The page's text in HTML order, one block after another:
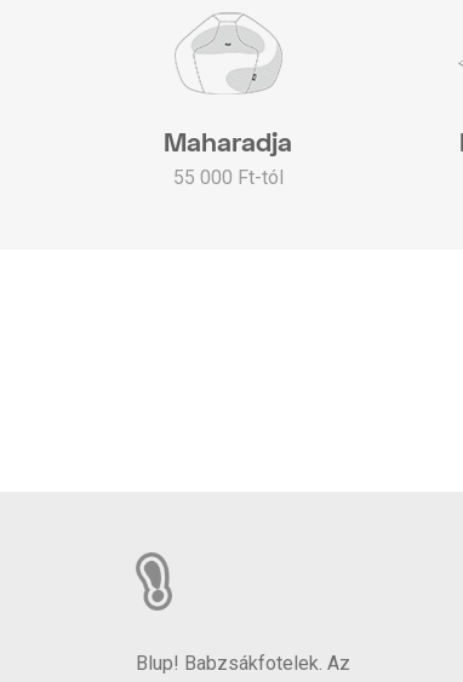
Maharadja
55 000 Ft-tól
Blup! Babzsákfotelek. Az